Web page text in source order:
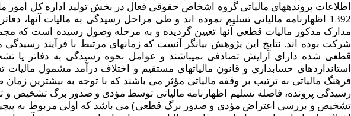
1392 اظهارنامه مالیاتی تسلیم نموده اند و طی مراحل رسیدگی به مالیات آنها،
شرکت بوده اند. نتایج این پژوهش بیانگر آنست که زمان­های مرتبط با فرآیند
قطعی شده دارای آرایش تصادفی نمی­باشند و عوامل نحوه رسیدگی به دفاتر یا
استانداردهای حسابداری و قانون مالیات­های مستقیم و اختلاف درآمد مشمول
فرهنگ مالیاتی به ترتیب بر وقفه مالیاتی مؤثر می باشند که با توجه به بیشترین
رسیدگی پرونده، فاصله تسلیم اظهارنامه مالیاتی توسط مؤدی و صدور برگ تشخیص و
تشخیص و بررسی اعتراض مؤدی و صدور برگ قطعی) می باشد که اولی مربوط به